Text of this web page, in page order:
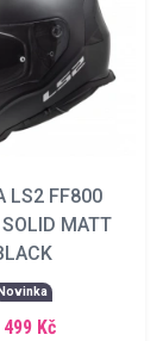
LS2 FF800
MATT
499 Kč